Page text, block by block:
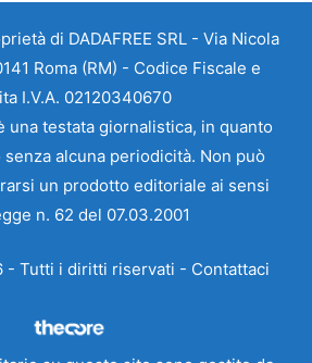
di DADAFREE SRL - Via Nicola
Roma (RM) - Codice Fiscale e
I.V.A. 02120340670
una testata giornalistica, in quanto
alcuna periodicità. Non può
un prodotto editoriale ai sensi
n. 62 del 07.03.2001
- Tutti i diritti riservati - Contattaci